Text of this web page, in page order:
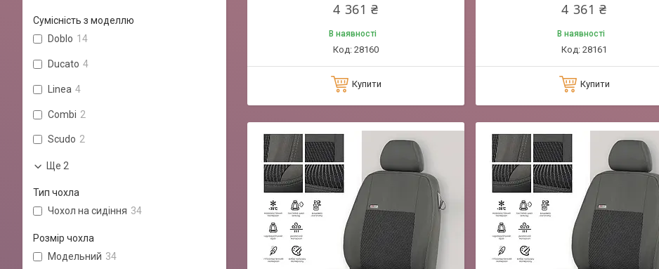
4 361 ₴
В наявності
28160
Купити
4 361 ₴
В наявності
28161
Купити
Сумісність з моделлю
Doblo 14
Ducato 4
Linea 4
Combi 2
Scudo 2
Ще 2
Тип чохла
Чохол на сидіння 34
Розмір чохла
Модельний 34